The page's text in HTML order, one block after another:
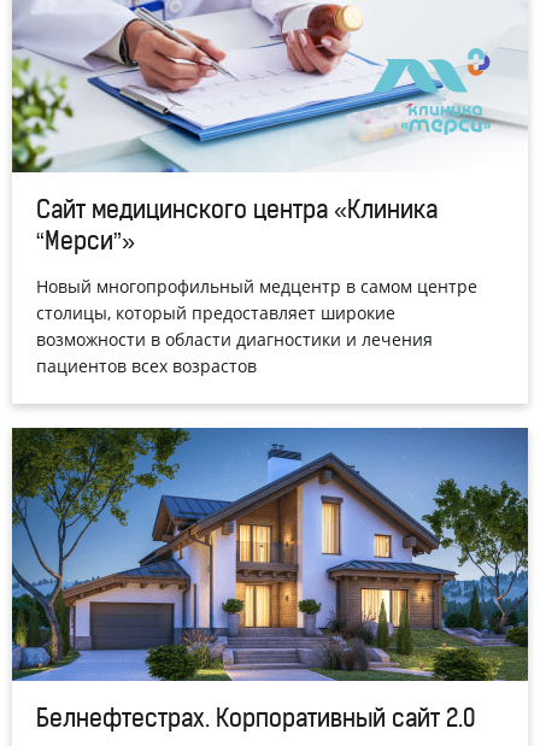
Сайт медицинского центра «Клиника
“Мерси”»
Новый многопрофильный медцентр в самом центре
столицы, который предоставляет широкие
возможности в области диагностики и лечения
пациентов всех возрастов
Белнефтестрах. Корпоративный сайт 2.0